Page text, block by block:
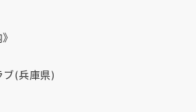
(兵庫県)